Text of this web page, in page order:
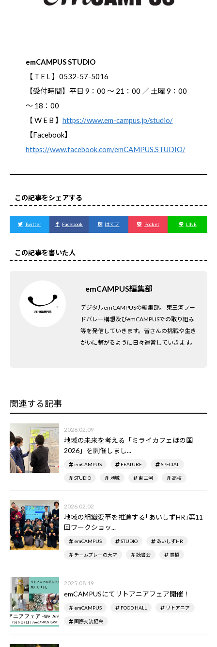
emCAMPUS STUDIO
【 T E L 】0532-57-5016
【受付時間】平日 9：00 ～ 21：00 ／ 土曜 9：00
～ 18：00
【 W E B 】 https://www.em-campus.jp/studio/
【Facebook】
https://www.facebook.com/emCAMPUS.STUDIO/
この記事をシェアする
Twitter Facebook はてブ Pocket LINE
この記事を書いた人
emCAMPUS編集部
デジタルemCAMPUSの編集部。 東三河フー
ドバレー構想及びemCAMPUSでの取り組み
等を発信していきます。皆さんの挑戦や生き
がいに繋がるように日々運営していきます。
関連する記事
2026.02.09
地域の未来を考える「ミライカフェほの国
2026」を開催しまし...
emCAMPUS FEATURE SPECIAL
STUDIO 地域 東三河 高校
2026.02.02
地域の組織変革を推進する｢あいしずHR｣第11
回ワークショッ...
emCAMPUS STUDIO あいしずHR
チームプレーの天才 読書会 豊橋
2025.08.19
emCAMPUSにてリトアニアフェア開催！
emCAMPUS FOOD HALL リトアニア
国際交流協会